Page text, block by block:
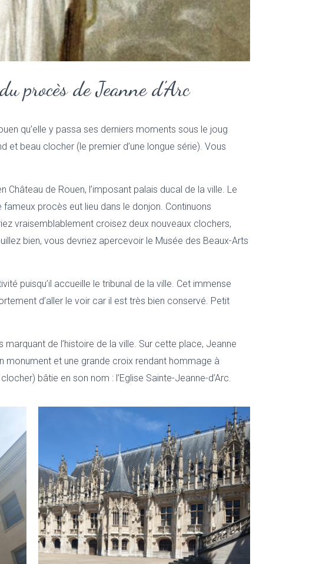
procès de Jeanne d'Arc
qu’elle y passa ses derniers moments sous le joug
beau clocher (le premier d’une longue série). Vous
Château de Rouen, l’imposant palais ducal de la ville. Le
fameux procès eut lieu dans le donjon. Continuons
vraisemblablement croisez deux nouveaux clochers,
bien, vous devriez apercevoir le Musée des Beaux-Arts
puisqu’il accueille le tribunal de la ville. Cet immense
d’aller le voir car il est très bien conservé. Petit
marquant de l’histoire de la ville. Sur cette place, Jeanne
monument et une grande croix rendant hommage à
bâtie en son nom : l’Eglise Sainte-Jeanne-d’Arc.